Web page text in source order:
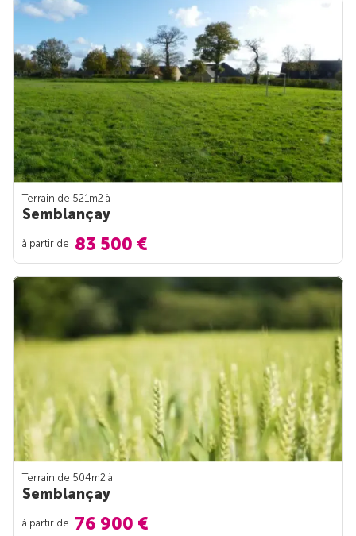
Terrain de 521m2 à
Semblançay
à partir de 83 500 €
Terrain de 504m2 à
Semblançay
à partir de 76 900 €